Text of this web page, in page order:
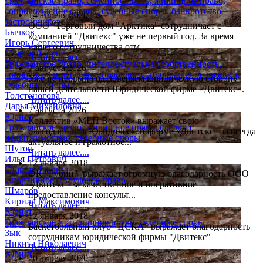
сопровождение сделок, судебные споры, банкротство
застройщиков
Бычков
Игорь Сергеевич
Старший юрист
Гражданское право, интеллектуальная собственность,
сопровождение сделок, правовое сопровождение бизнеса,
судебные споры
Толстоногова
Дарья Михайловна
Юрист
Гражданское право, жилищное право, сделки с
недвижимостью, судебные споры
Шутов
Илья Петрович
Старший юрист
Спортивное и трудовое право
Шмаров
Кирилл Максимович
Юрист
Гражданское и жилищное право, судебные споры
Зык
Никита Николаевич
Юрист
14 апреля 2020
ООО "Торговый дом "Арктика" сотрудничает с
компанией "Двитекс" уже не первый год. За время
нашего сотрудничества отм...
Читать далее....
7 августа 2026
Уже не первый год доверяем юридическую сторону
нашей деятельности Юридической фирме «Двитекс».
Читать далее....
7 августа 2026
Коллектив «МЕП Восток» выражает свою
благодарность Юридической фирме «Двитекс» за всегда
актуальное и грамотное...
Читать далее....
12 января 2018
ФК "Рубин" выражает огромную благодарность ООО
"Двитекс" за качественное и оперативное
предоставление консульт...
Читать далее....
12 января 2018
Баскетбольный клуб "ЦСКА" выражает благодарность
сотрудникам юридической фирмы "Двитекс"
Читать далее....
20 апреля 2020